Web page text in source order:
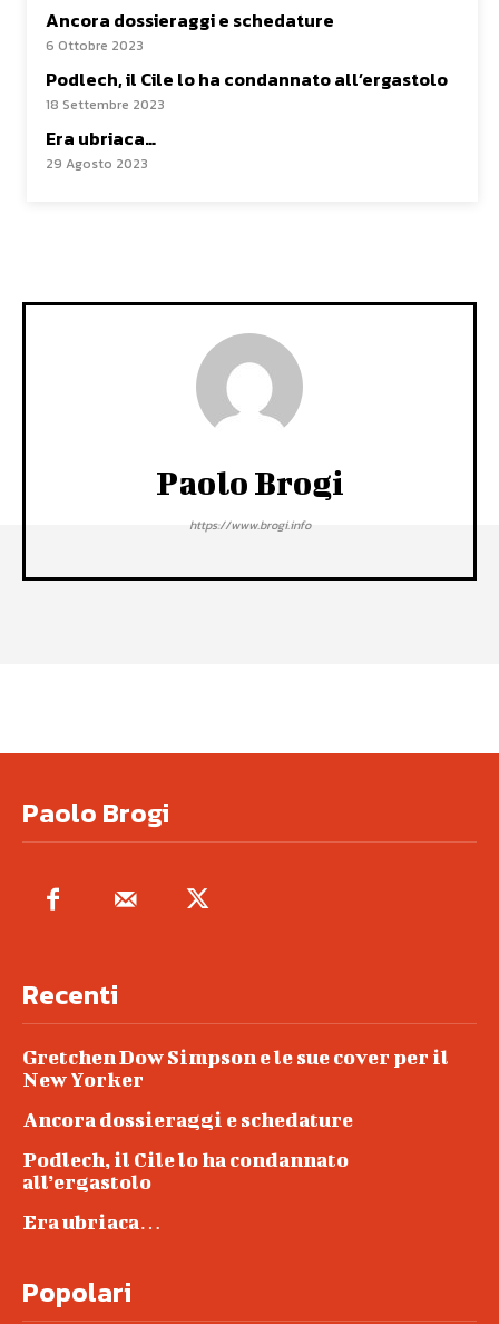
Ancora dossieraggi e schedature
6 Ottobre 2023
Podlech, il Cile lo ha condannato all’ergastolo
18 Settembre 2023
Era ubriaca…
29 Agosto 2023
Paolo Brogi
https://www.brogi.info
Paolo Brogi
Recenti
Gretchen Dow Simpson e le sue cover per il
New Yorker
Ancora dossieraggi e schedature
Podlech, il Cile lo ha condannato
all’ergastolo
Era ubriaca…
Popolari